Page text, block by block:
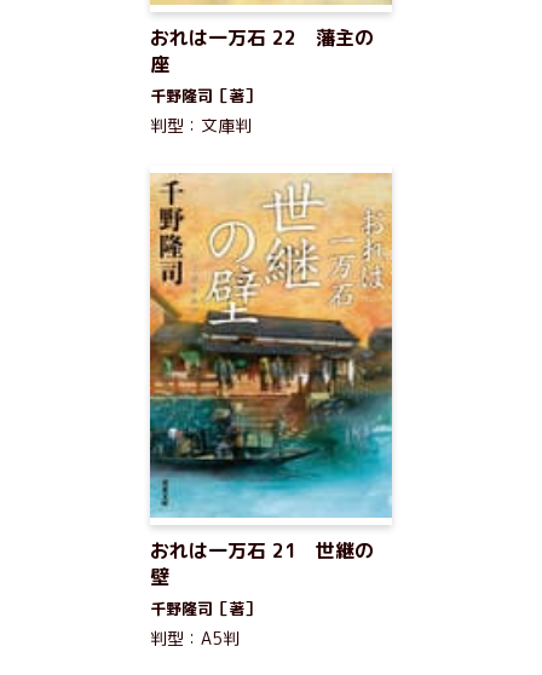
おれは一万石 22 藩主の
座
千野隆司［著］
判型：文庫判
おれは一万石 21 世継の
壁
千野隆司［著］
判型：A5判